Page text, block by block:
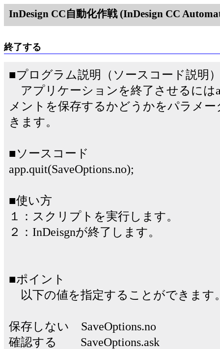
InDesign CC自動化作戦 (InDesign CC
終了する
■プログラム説明（ソースコード説明
アプリケーションを終了させるには
メントを保存するかどうかをパラメ
きます。
■ソースコード
app.quit(SaveOptions.no);
■使い方
１：スクリプトを実行します。
２：InDeisgnが終了します。
■ポイント
以下の値を指定することができます
保存しない SaveOptions.no
確認する SaveOptions.ask